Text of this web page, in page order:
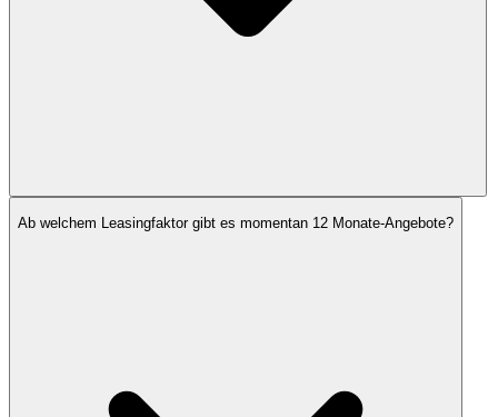
Ab welchem Leasingfaktor gibt es momentan 12 Monate-Angebote?